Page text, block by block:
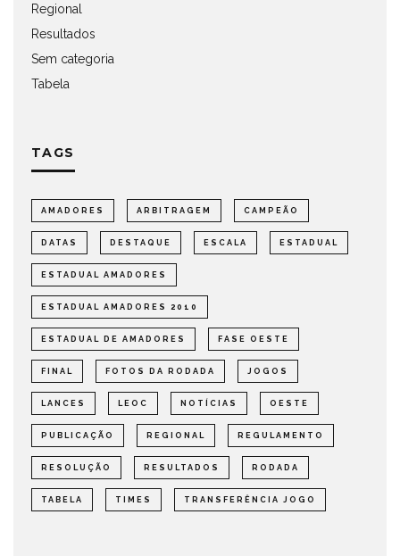
Regional
Resultados
Sem categoria
Tabela
TAGS
AMADORES ARBITRAGEM CAMPEÃO
DATAS DESTAQUE ESCALA ESTADUAL
ESTADUAL AMADORES
ESTADUAL AMADORES 2010
ESTADUAL DE AMADORES FASE OESTE
FINAL FOTOS DA RODADA JOGOS
LANCES LEOC NOTÍCIAS OESTE
PUBLICAÇÃO REGIONAL REGULAMENTO
RESOLUÇÃO RESULTADOS RODADA
TABELA TIMES TRANSFERÊNCIA JOGO